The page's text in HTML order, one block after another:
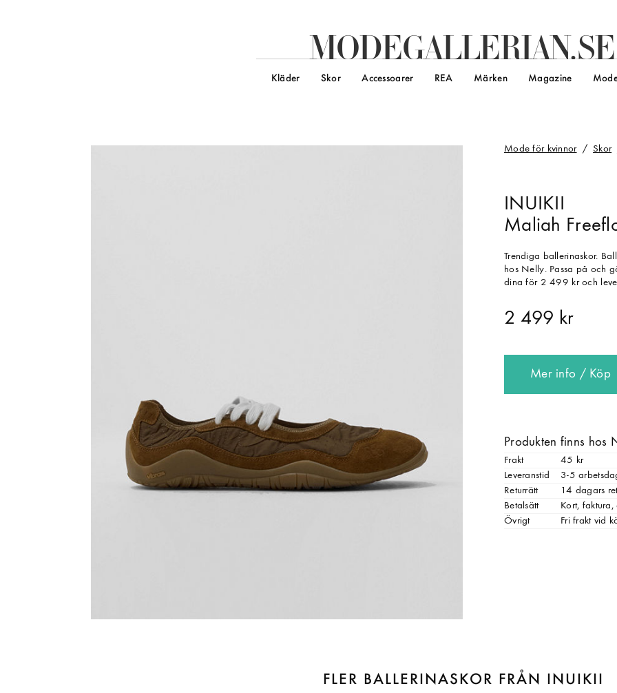
MODEGALLERIAN.SE
Kläder Skor Accessoarer REA Märken Magazine
Mode för kvinnor Skor
INUIKII
Maliah
Trendiga ballerinaskor.
hos Nelly. Passa på och
dina för 2 499 kr och
2 499 kr
Mer info / Köp
Produkten finns hos
Frakt
45 kr
Leveranstid
3-5
Returrätt
14 dagars
Betalsätt
Kort,
Övrigt
Fri frakt vid
FLER BALLERINASKOR FRÅN INUIKII